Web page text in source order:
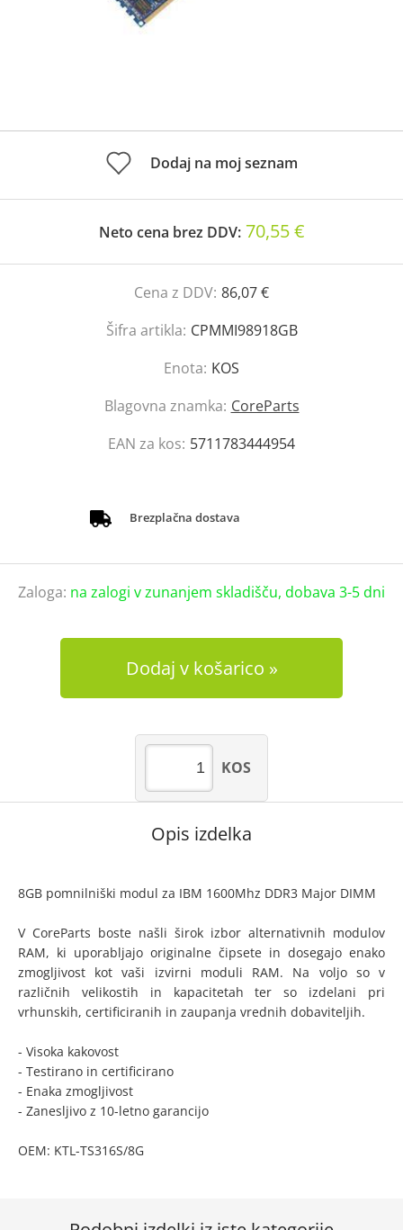
Dodaj na moj seznam
Neto cena brez DDV: 70,55 €
Cena z DDV: 86,07 €
Šifra artikla: CPMMI98918GB
Enota: KOS
Blagovna znamka: CoreParts
EAN za kos: 5711783444954
Brezplačna dostava
Zaloga: na zalogi v zunanjem skladišču, dobava 3-5 dni
Dodaj v košarico
KOS
Opis izdelka
8GB pomnilniški modul za IBM 1600Mhz DDR3 Major DIMM
V CoreParts boste našli širok izbor alternativnih modulov
RAM, ki uporabljajo originalne čipsete in dosegajo enako
zmogljivost kot vaši izvirni moduli RAM. Na voljo so v
različnih velikostih in kapacitetah ter so izdelani pri
vrhunskih, certificiranih in zaupanja vrednih dobaviteljih.
- Visoka kakovost
- Testirano in certificirano
- Enaka zmogljivost
- Zanesljivo z 10-letno garancijo
OEM: KTL-TS316S/8G